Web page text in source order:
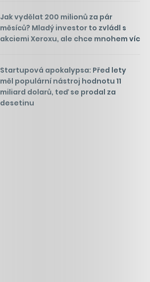
Jak vydělat 200 milionů za pár
měsíců? Mladý investor to zvládl s
akciemi Xeroxu, ale chce mnohem víc
Startupová apokalypsa: Před lety
měl populární nástroj hodnotu 11
miliard dolarů, teď se prodal za
desetinu